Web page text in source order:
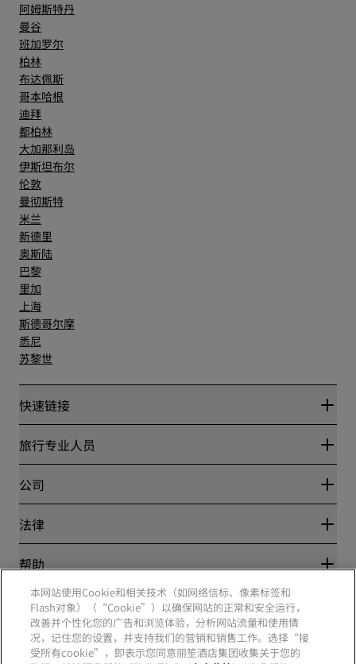
阿姆斯特丹
曼谷
班加罗尔
柏林
布达佩斯
哥本哈根
迪拜
都柏林
大加那利岛
伊斯坦布尔
伦敦
曼彻斯特
米兰
新德里
奥斯陆
巴黎
里加
上海
斯德哥尔摩
悉尼
苏黎世
快速链接
丽赏会
Blog
目的地
丽笙酒店集团APP
体育认证酒店
家庭友好型酒店
旅行专业人员
合作伙伴
公司
丽笙酒店集团
工作机会 RHG
工作机会 PPHE
工作机会 EHL
The Club by RHG
发展机会
责任经营
采购
法律
隐私中心
丽赏会条款和条件
网站使用协议
数字无障碍
现代奴隶制声明
帮助
消费者警示
联系方式
常见问题
网站地图
社交媒体
丽笙酒店集团品牌
本网站使用Cookie和相关技术（如网络信标、像素标签和
Flash对象）（“Cookie”）以确保网站的正常和安全运行，
改善并个性化您的广告和浏览体验，分析网站流量和使用情
况，记住您的设置，并支持我们的营销和销售工作。选择“接
受所有cookie”，即表示您同意丽笙酒店集团收集关于您的